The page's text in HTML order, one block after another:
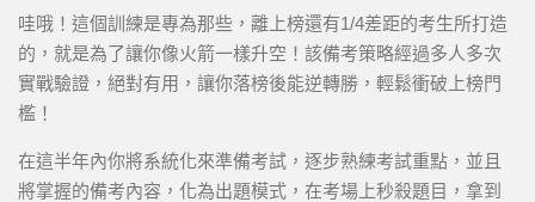
哇哦！這個訓練是專為那些，離上榜還有1/4差距的考生所打造
的，就是為了讓你像火箭一樣升空！該備考策略經過多人多次
實戰驗證，絕對有用，讓你落榜後能逆轉勝，輕鬆衝破上榜門
檻！
在這半年內你將系統化來準備考試，逐步熟練考試重點，並且
將掌握的備考內容，化為出題模式，在考場上秒殺題目，拿到